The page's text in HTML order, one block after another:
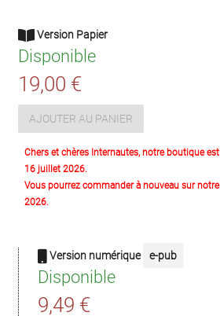
Version Papier
Disponible
19,00 €
AJOUTER AU PANIER
Chers et chères Internautes, notre boutique
16 juillet 2026.
Vous pourrez commander à nouveau sur
2026.
Version numérique e-pub
Disponible
9,49 €